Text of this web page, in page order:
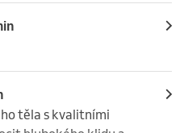
těla s kvalitními